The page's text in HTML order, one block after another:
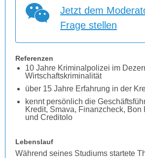
Jetzt dem
Frage stellen
Referenzen
10 Jahre Kriminalpolizei im
Wirtschaftskriminalität
über 15 Jahre Erfahrung in der
kennt persönlich die
Kredit, Smava, Finanzcheck, Bon
und Creditolo
Lebenslauf
Während seines Studiums startete